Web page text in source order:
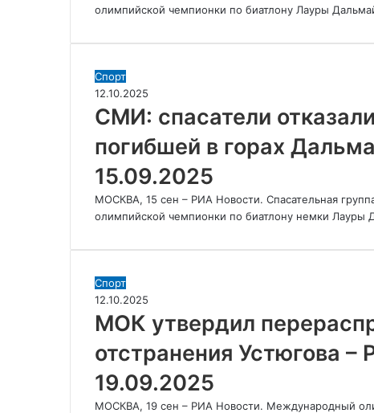
Новости
Спорт,
олимпийской чемпионки по биатлону Лауры
СМИ:
спасатели
отказались
эвакуировать
тело
в
горах
Дальмайер
Спорт,
15.09.2025
Спорт
12.10.2025
СМИ: спасатели
погибшей в горах
15.09.2025
МОСКВА, 15 сен – РИА Новости. Спасательная
олимпийской чемпионки по биатлону немки Лауры
МОК
утвердил
перераспределение
медалей
после
отстранения
Устюгова
–
Спорт
12.10.2025
МОК утвердил
отстранения Устюгова –
19.09.2025
МОСКВА, 19 сен – РИА Новости. Международный